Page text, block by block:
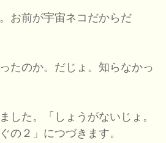
お前が宇宙ネコだからだ
たのか。だじょ。知らなかっ
した。「しょうがないじょ。
の２」につづきます。